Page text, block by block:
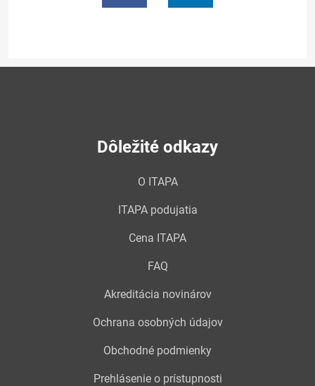
Dôležité odkazy
O ITAPA
ITAPA podujatia
Cena ITAPA
FAQ
Akreditácia novinárov
Ochrana osobných údajov
Obchodné podmienky
Prehlásenie o prístupnosti